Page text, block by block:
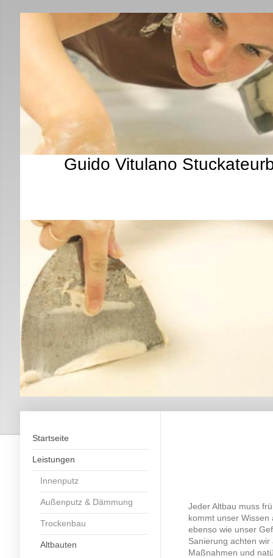
Guido Vitulano
Startseite
Leistungen
Innenputz
Außenputz & Dämmung
Trockenbau
Altbauten
Jeder Altbau muss
kommt unser Wissen
ebenso wie unser
Sanierung achten
Maßnahmen und